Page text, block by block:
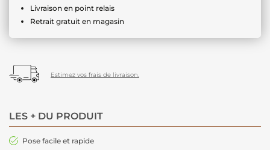
Livraison en point relais
Retrait gratuit en magasin
Estimez vos frais de livraison.
LES + DU PRODUIT
Pose facile et rapide